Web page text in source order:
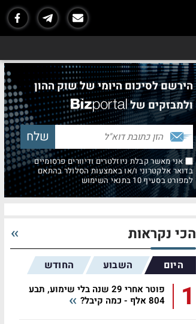
הירשם לסיכום היומי של שוק ההון
ולמבזקים של
אני מאשר קבלת ניוזלטרים ודיוורים פרסומיים
בדואר אלקטרוני ו/או באמצעות הסלולר בהתאם
למפורט בסעיף 10 בתנאי השימוש
הכי נקראות
היום השבוע החודש
1
פוטר אחרי 29 שנה בלי שימוע, תבע
804 אלף - כמה קיבל?